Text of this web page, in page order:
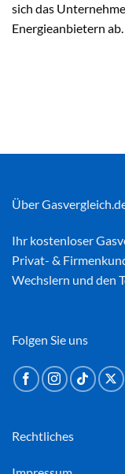
sich das
Energieanbietern ab.
Über
Ihr kostenloser
Privat- &
Wechslern und den
Rechtliches
Folgen Sie uns